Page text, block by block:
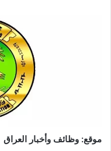
موقع: وظائف وأخبار العراق